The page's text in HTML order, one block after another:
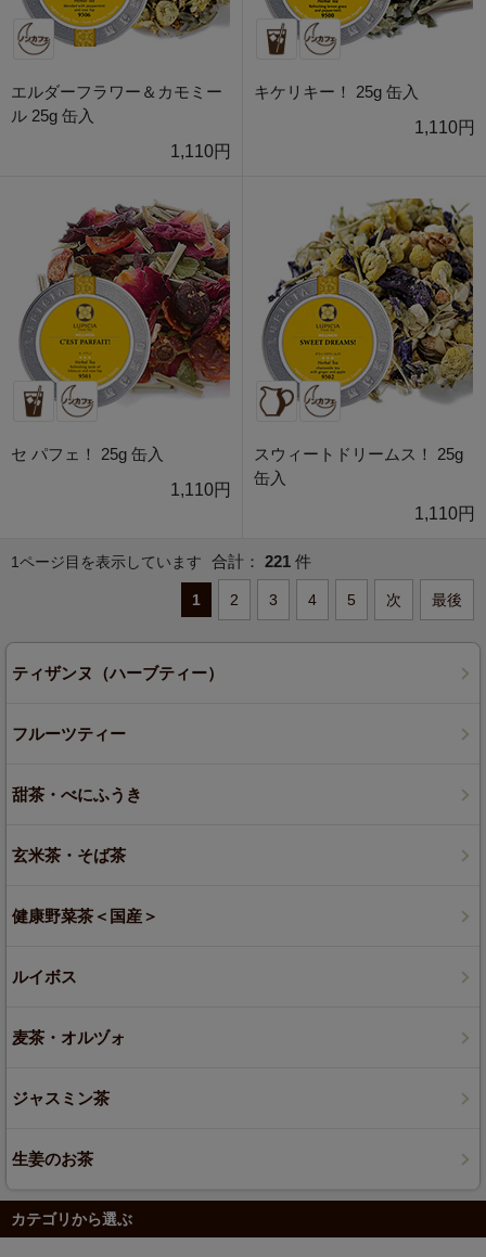
エルダーフラワー＆カモミー
ル 25g 缶入
1,110円
キケリキー！ 25g 缶入
1,110円
セ パフェ！ 25g 缶入
1,110円
スウィートドリームス！ 25g
缶入
1,110円
1ページ目を表示しています 合計： 221 件
1 2 3 4 5 次 最後
ティザンヌ（ハーブティー）
フルーツティー
甜茶・べにふうき
玄米茶・そば茶
健康野菜茶＜国産＞
ルイボス
麦茶・オルヅォ
ジャスミン茶
生姜のお茶
カテゴリから選ぶ